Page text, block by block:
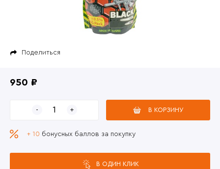
Поделиться
950 ₽
В КОРЗИНУ
+ 10 бонусных баллов за покупку
В ОДИН КЛИК